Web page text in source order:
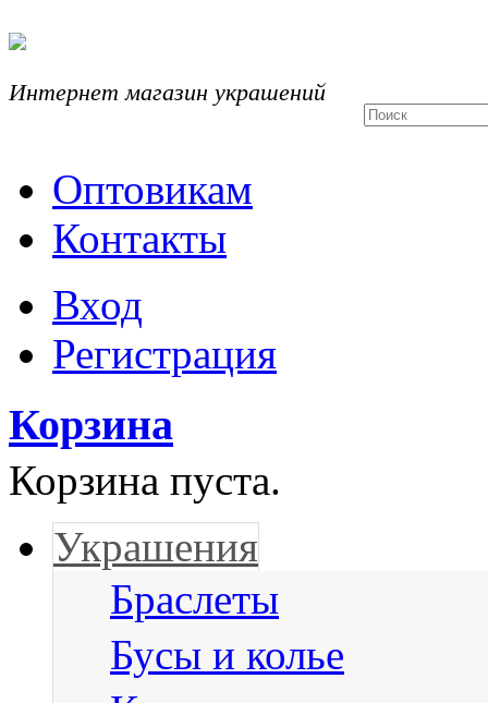
Интернет магазин украшений
Оптовикам
Контакты
Вход
Регистрация
Корзина
Корзина пуста.
Украшения
Браслеты
Бусы и колье